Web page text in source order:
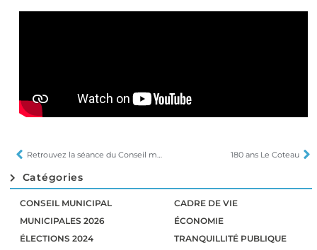
180 ans Le Coteau
Catégories
CONSEIL MUNICIPAL
MUNICIPALES 2026
ÉLECTIONS 2024
CADRE DE VIE
ÉCONOMIE
TRANQUILLITÉ PUBLIQUE